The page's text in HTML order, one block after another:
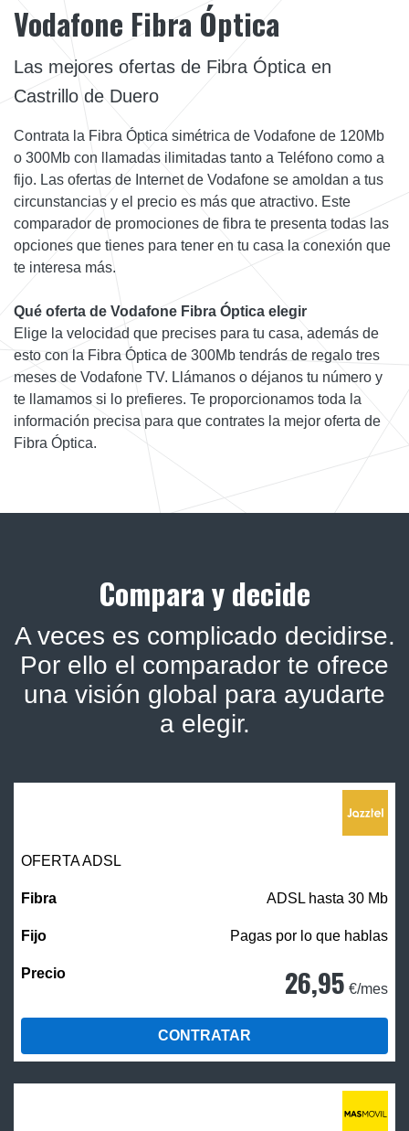
Vodafone Fibra Óptica
Las mejores ofertas de Fibra Óptica en
Castrillo de Duero
Contrata la Fibra Óptica simétrica de Vodafone de 120Mb
o 300Mb con llamadas ilimitadas tanto a Teléfono como a
fijo. Las ofertas de Internet de Vodafone se amoldan a tus
circunstancias y el precio es más que atractivo. Este
comparador de promociones de fibra te presenta todas las
opciones que tienes para tener en tu casa la conexión que
te interesa más.
Qué oferta de Vodafone Fibra Óptica elegir
Elige la velocidad que precises para tu casa, además de
esto con la Fibra Óptica de 300Mb tendrás de regalo tres
meses de Vodafone TV. Llámanos o déjanos tu número y
te llamamos si lo prefieres. Te proporcionamos toda la
información precisa para que contrates la mejor oferta de
Fibra Óptica.
Compara y decide
A veces es complicado decidirse.
Por ello el comparador te ofrece
una visión global para ayudarte
a elegir.
OFERTA ADSL
ADSL hasta 30 Mb
Pagas por lo que hablas
26,95 €/mes
CONTRATAR